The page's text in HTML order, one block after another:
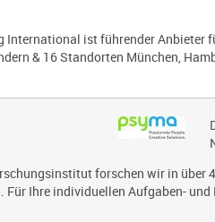
International ist führender Anbieter
& 16 Standorten München,
forschen wir in über
Für Ihre individuellen Aufgaben-